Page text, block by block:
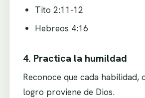
Tito 2:11-12
Hebreos 4:16
4. Practica la humildad
Reconoce que cada habilidad,
logro proviene de Dios.